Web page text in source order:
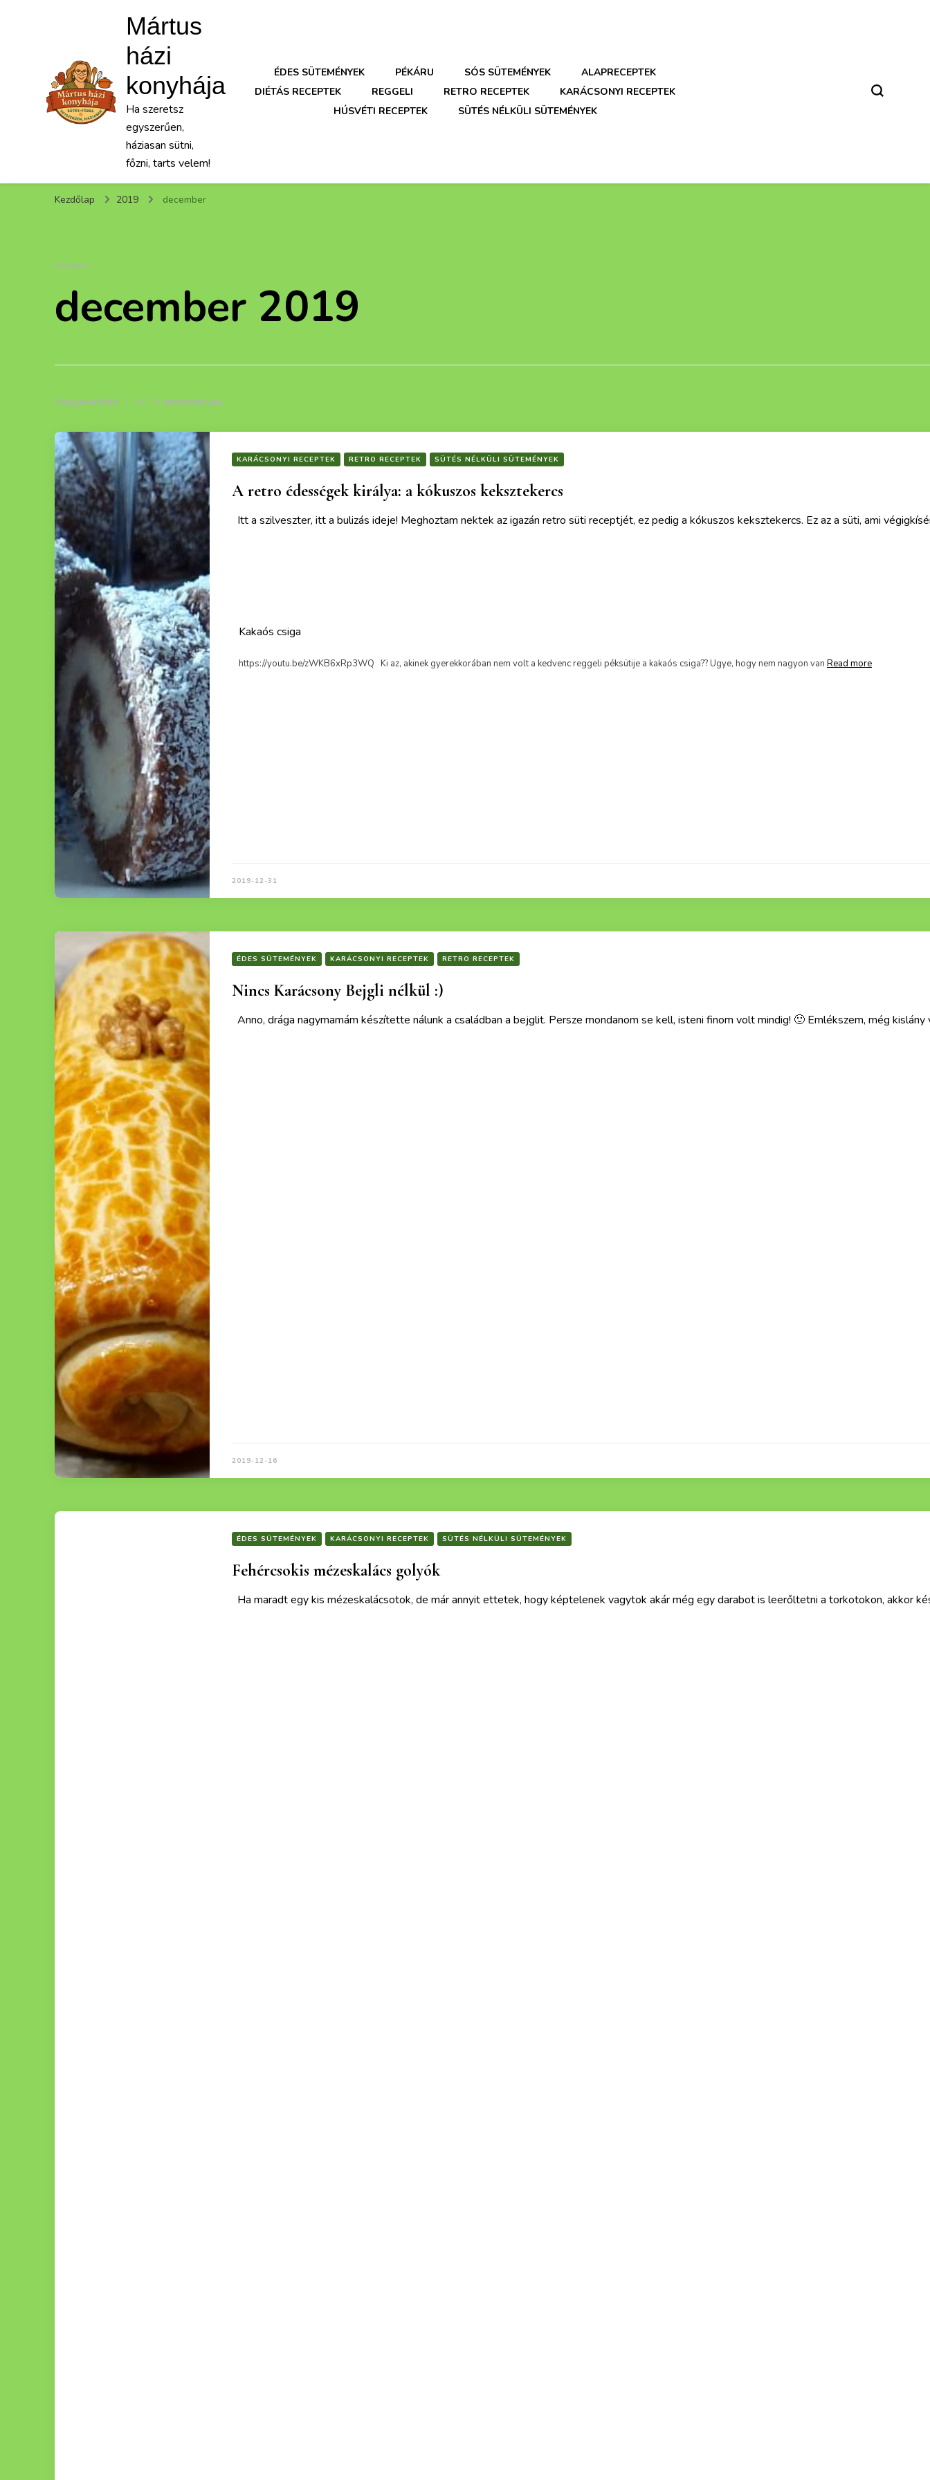
Mártus
házi
konyhája
Ha szeretsz
egyszerűen,
háziasan sütni,
főzni, tarts velem!
ÉDES SÜTEMÉNYEK PÉKÁRU SÓS SÜTEMÉNYEK
ALAPRECEPTEK
DIÉTÁS RECEPTEK
REGGELI RETRO RECEPTEK
KARÁCSONYI RECEPTEK
HÚSVÉTI RECEPTEK
SÜTÉS NÉLKÜLI SÜTEMÉNYEK
Kezdőlap 2019 december
HÓNAP:
december 2019
Megjelenítés: 1 -4 / 4 eredmények
KARÁCSONYI RECEPTEK RETRO RECEPTEK SÜTÉS NÉLKÜLI SÜTEMÉNYEK
A retro édességek királya: a kókuszos keksztekercs
Itt a szilveszter, itt a bulizás ideje! Meghoztam nektek az igazán retro süti receptjét, ez pedig a kókuszos keksztekercs. Ez az a süti, ami
Kakaós csiga
https://youtu.be/zWKB6xRp3WQ Ki az, akinek gyerekkorában nem volt a kedvenc reggeli péksütije a kakaós csiga?? Ugye, hogy nem nagyon van Read more
2019-12-31
ÉDES SÜTEMÉNYEK KARÁCSONYI RECEPTEK RETRO RECEPTEK
Nincs Karácsony Bejgli nélkül :)
Anno, drága nagymamám készítette nálunk a családban a bejglit. Persze mondanom se kell, isteni finom volt mindig! 🙂 Emlékszem, még
2019-12-16
ÉDES SÜTEMÉNYEK KARÁCSONYI RECEPTEK SÜTÉS NÉLKÜLI SÜTEMÉNYEK
Fehércsokis mézeskalács golyók
Ha maradt egy kis mézeskalácsotok, de már annyit ettetek, hogy képtelenek vagytok akár még egy darabot is leerőltetni a torkotokon,